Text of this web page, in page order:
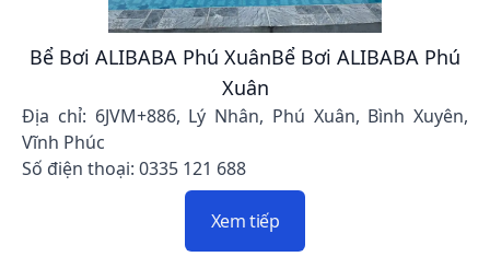
Bể Bơi ALIBABA Phú XuânBể Bơi ALIBABA Phú
Xuân
Địa chỉ: 6JVM+886, Lý Nhân, Phú Xuân, Bình Xuyên,
Vĩnh Phúc
Số điện thoại: 0335 121 688
Xem tiếp